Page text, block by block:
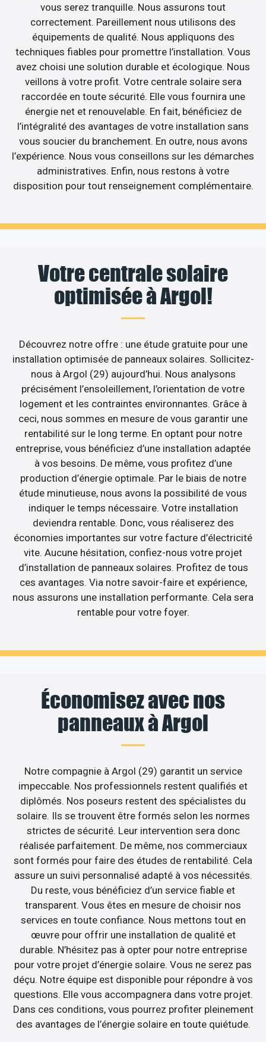
vous serez tranquille. Nous assurons tout
correctement. Pareillement nous utilisons des
équipements de qualité. Nous appliquons des
techniques fiables pour promettre l’installation. Vous
avez choisi une solution durable et écologique. Nous
veillons à votre profit. Votre centrale solaire sera
raccordée en toute sécurité. Elle vous fournira une
énergie net et renouvelable. En fait, bénéficiez de
l’intégralité des avantages de votre installation sans
vous soucier du branchement. En outre, nous avons
l’expérience. Nous vous conseillons sur les démarches
administratives. Enfin, nous restons à votre
disposition pour tout renseignement complémentaire.
Votre centrale solaire
optimisée à Argol!
Découvrez notre offre : une étude gratuite pour une
installation optimisée de panneaux solaires. Sollicitez-
nous à Argol (29) aujourd’hui. Nous analysons
précisément l’ensoleillement, l’orientation de votre
logement et les contraintes environnantes. Grâce à
ceci, nous sommes en mesure de vous garantir une
rentabilité sur le long terme. En optant pour notre
entreprise, vous bénéficiez d’une installation adaptée
à vos besoins. De même, vous profitez d’une
production d’énergie optimale. Par le biais de notre
étude minutieuse, nous avons la possibilité de vous
indiquer le temps nécessaire. Votre installation
deviendra rentable. Donc, vous réaliserez des
économies importantes sur votre facture d’électricité
vite. Aucune hésitation, confiez-nous votre projet
d’installation de panneaux solaires. Profitez de tous
ces avantages. Via notre savoir-faire et expérience,
nous assurons une installation performante. Cela sera
rentable pour votre foyer.
Économisez avec nos
panneaux à Argol
Notre compagnie à Argol (29) garantit un service
impeccable. Nos professionnels restent qualifiés et
diplômés. Nos poseurs restent des spécialistes du
solaire. Ils se trouvent être formés selon les normes
strictes de sécurité. Leur intervention sera donc
réalisée parfaitement. De même, nos commerciaux
sont formés pour faire des études de rentabilité. Cela
assure un suivi personnalisé adapté à vos nécessités.
Du reste, vous bénéficiez d’un service fiable et
transparent. Vous êtes en mesure de choisir nos
services en toute confiance. Nous mettons tout en
œuvre pour offrir une installation de qualité et
durable. N’hésitez pas à opter pour notre entreprise
pour votre projet d’énergie solaire. Vous ne serez pas
déçu. Notre équipe est disponible pour répondre à vos
questions. Elle vous accompagnera dans votre projet.
Dans ces conditions, vous pourrez profiter pleinement
des avantages de l’énergie solaire en toute quiétude.